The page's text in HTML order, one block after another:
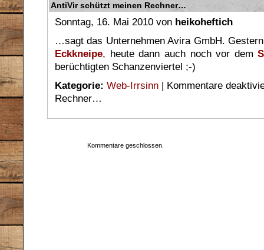
AntiVir schützt meinen Rechner…
Sonntag, 16. Mai 2010 von heikoheftich
…sagt das Unternehmen Avira GmbH.
Eckkneipe, heute dann auch noch vor dem
berüchtigten Schanzenviertel ;-)
Kategorie: Web-Irrsinn | Kommentare
Rechner…
Kommentare geschlossen.